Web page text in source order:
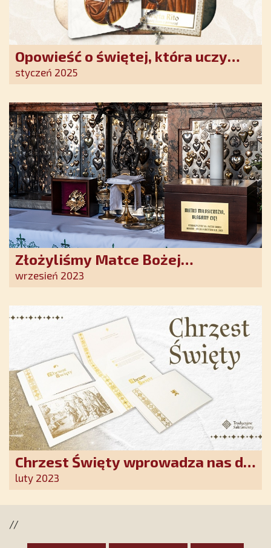
Opowieść o świętej, która uczy
szczerego oddania się Bogu.
nadziei w XXI wieku
styczeń 2025
Złożyliśmy Matce Bożej
Ostrobramskiej pozłacane wotum
wrzesień 2023
Chrzest Święty wprowadza nas do
wspólnoty Kościoła. Nasz pakiet
luty 2023
//